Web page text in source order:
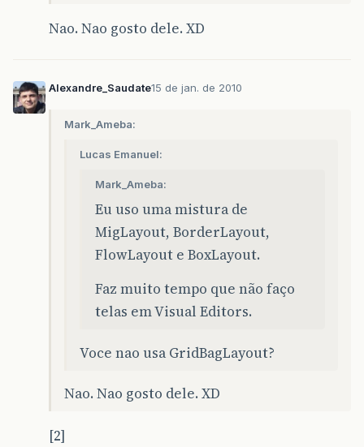
Nao. Nao gosto dele. XD
Alexandre_Saudate15 de jan. de 2010
Mark_Ameba:
Lucas Emanuel:
Mark_Ameba:
Eu uso uma mistura de
MigLayout, BorderLayout,
FlowLayout e BoxLayout.
Faz muito tempo que não faço
telas em Visual Editors.
Voce nao usa GridBagLayout?
Nao. Nao gosto dele. XD
[2]